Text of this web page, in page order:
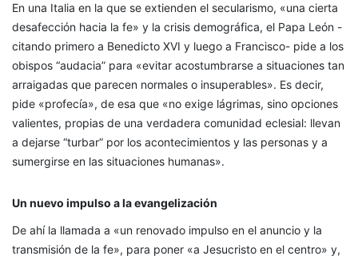
En una Italia en la que se extienden el secularismo, «una cierta
desafección hacia la fe» y la crisis demográfica, el Papa León -
citando primero a Benedicto XVI y luego a Francisco- pide a los
obispos “audacia” para «evitar acostumbrarse a situaciones tan
arraigadas que parecen normales o insuperables». Es decir,
pide «profecía», de esa que «no exige lágrimas, sino opciones
valientes, propias de una verdadera comunidad eclesial: llevan
a dejarse “turbar” por los acontecimientos y las personas y a
sumergirse en las situaciones humanas».
Un nuevo impulso a la evangelización
De ahí la llamada a «un renovado impulso en el anuncio y la
transmisión de la fe», para poner «a Jesucristo en el centro» y,